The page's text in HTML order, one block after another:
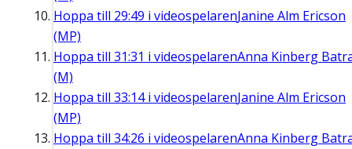
Hoppa till 29:49 i videospelarenJanine Alm Ericson
(MP)
Hoppa till 31:31 i videospelarenAnna Kinberg
(M)
Hoppa till 33:14i videospelarenJanine Alm Ericson
(MP)
Hoppa till 34:26 i videospelarenAnna Kinberg